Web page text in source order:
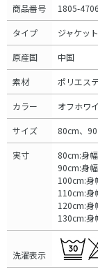
商品番号 1805-
タイプ ジャケット
原産国 中国
素材 ポリエス
カラー オフホワ
サイズ 80cm、
実寸
80cm:身
90cm:身
100cm:身
110cm:身
120cm:身
130cm:身
洗濯表示